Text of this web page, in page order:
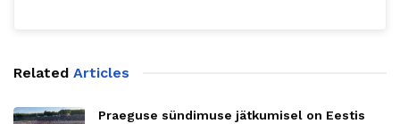
Related Articles
Praeguse sündimuse jätkumisel on Eestis